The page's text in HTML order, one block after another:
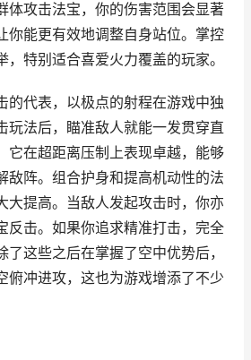
体攻击法宝，你的伤害范围会显著
你能更有效地调整自身站位。掌控
，特别适合喜爱火力覆盖的玩家。
的代表，以极点的射程在游戏中独
玩法后，瞄准敌人就能一发贯穿直
它在超距离压制上表现卓越，能够
敌阵。组合护身和提高机动性的法
大提高。当敌人发起攻击时，你亦
反击。如果你追求精准打击，完全
了这些之后在掌握了空中优势后，
俯冲进攻，这也为游戏增添了不少